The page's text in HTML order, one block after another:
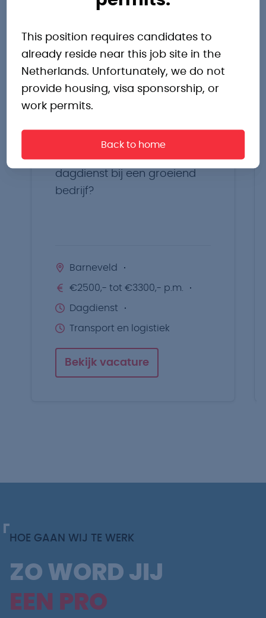
This position requires candidates to
already reside near this job site in the
Netherlands. Unfortunately, we do not
provide housing, visa sponsorship, or
work permits.
Back to home
Barneveld
Zoek jij een fijne baan in de
dagdienst bij een groeiend
bedrijf?
Barneveld
€2500,- tot €3300,- p.m.
Dagdienst
Transport en logistiek
Bekijk vacature
HOE GAAN WIJ TE WERK
ZO WORD JIJ
EEN PRO